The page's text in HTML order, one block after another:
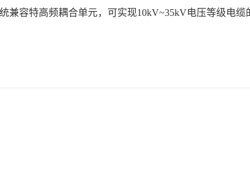
容特高频耦合单元，可实现10kV~35kV电压等级电